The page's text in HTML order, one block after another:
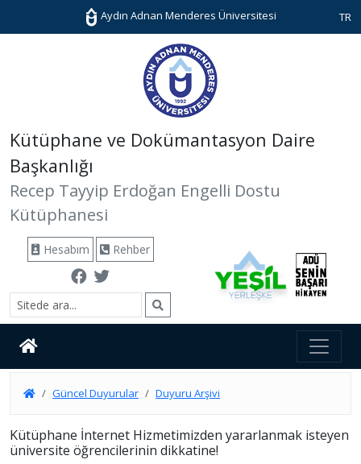
Aydın Adnan Menderes Üniversitesi TR
Kütüphane ve Dokümantasyon Daire
Başkanlığı
Recep Tayyip Erdoğan Engelli Dostu
Kütüphanesi
Hesabım Rehber
Güncel Duyurular Duyuru Arşivi
Kütüphane İnternet Hizmetimizden yararlanmak isteyen
üniversite öğrencilerinin dikkatine!